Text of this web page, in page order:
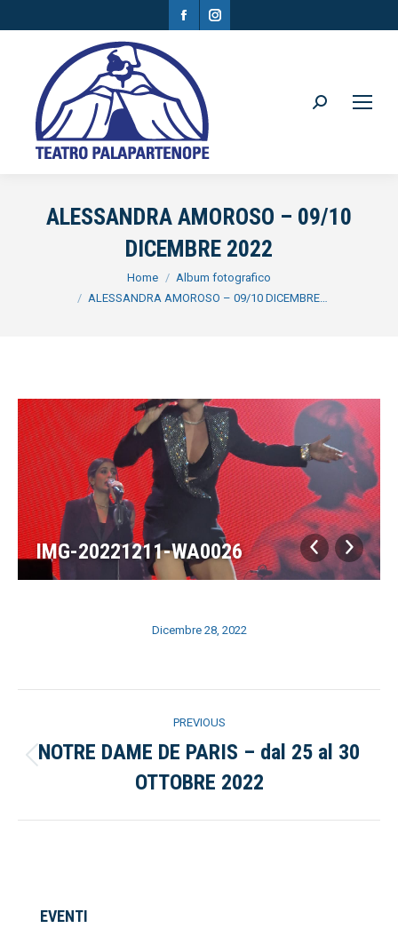
Facebook
opens
in
new
window
Instagram
Search:
ALESSANDRA AMOROSO – 09/10
DICEMBRE 2022
Home
Album fotografico
ALESSANDRA AMOROSO – 09/10 DICEMBRE…
IMG-20221211-WA0026
Dicembre 28, 2022
navigation
PREVIOUS
album:
NOTRE DAME DE PARIS – dal 25 al 30
OTTOBRE 2022
EVENTI